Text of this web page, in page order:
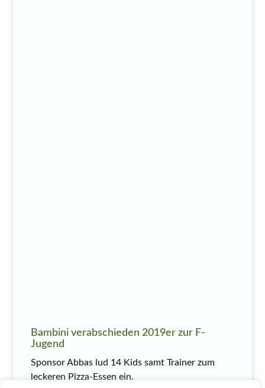
Bambini verabschieden 2019er zur F-
Jugend
Sponsor Abbas lud 14 Kids samt Trainer zum
leckeren Pizza-Essen ein.